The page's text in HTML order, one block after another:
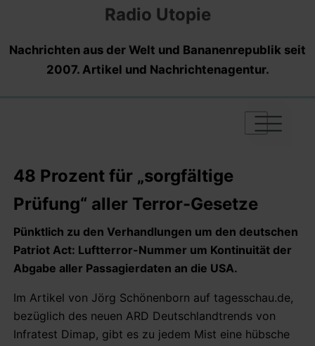
Radio Utopie
Nachrichten aus der Welt und Bananenrepublik seit
2007. Artikel und Nachrichtenagentur.
|
|
|
48 Prozent für „sorgfältige
Prüfung“ aller Terror-Gesetze
Pünktlich zu den Verhandlungen um den deutschen
Patriot Act: Luftterror-Nummer um Kontinuität der
Abgabe aller Passagierdaten an die USA.
Im Artikel von Jörg Schönenborn auf tagesschau.de,
bezüglich des neuen ARD Deutschlandtrends von
Infratest Dimap, gibt es zu jedem Mist eine hübsche